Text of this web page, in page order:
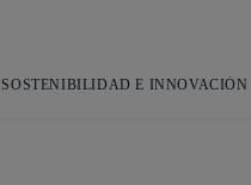
SOSTENIBILIDAD E INNOVACIÓN